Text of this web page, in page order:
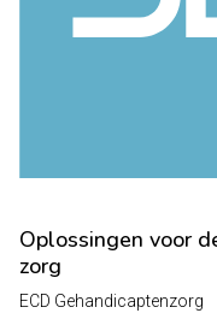
Oplossingen voor
zorg
ECD Gehandicaptenzorg